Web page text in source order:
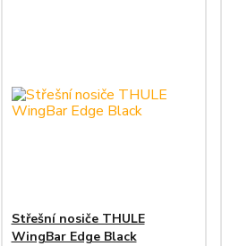
Střešní nosiče THULE
WingBar Edge Black